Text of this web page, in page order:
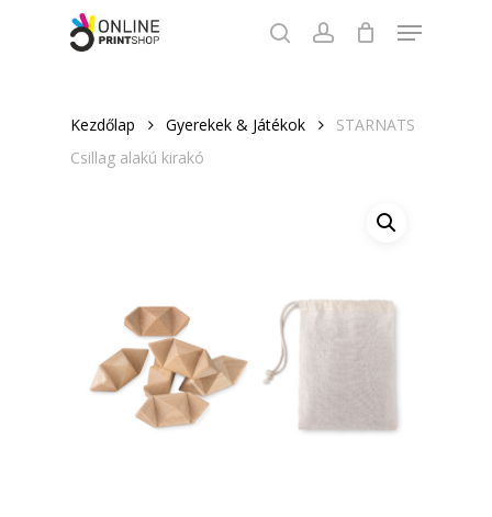
searchaccount
Menu
Kezdőlap Gyerekek & Játékok
STARNATS
Csillag alakú kirakó